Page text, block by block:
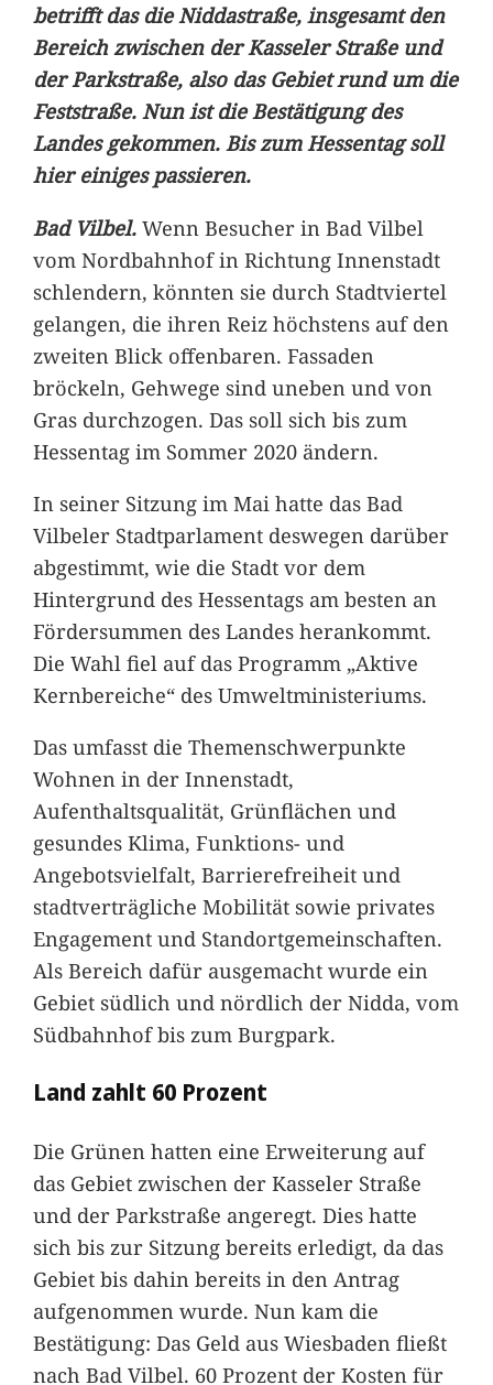
betrifft das die Niddastraße, insgesamt den
Bereich zwischen der Kasseler Straße und
der Parkstraße, also das Gebiet rund um die
Feststraße. Nun ist die Bestätigung des
Landes gekommen. Bis zum Hessentag soll
hier einiges passieren.
Bad Vilbel. Wenn Besucher in Bad Vilbel
vom Nordbahnhof in Richtung Innenstadt
schlendern, könnten sie durch Stadtviertel
gelangen, die ihren Reiz höchstens auf den
zweiten Blick offenbaren. Fassaden
bröckeln, Gehwege sind uneben und von
Gras durchzogen. Das soll sich bis zum
Hessentag im Sommer 2020 ändern.
In seiner Sitzung im Mai hatte das Bad
Vilbeler Stadtparlament deswegen darüber
abgestimmt, wie die Stadt vor dem
Hintergrund des Hessentags am besten an
Fördersummen des Landes herankommt.
Die Wahl fiel auf das Programm „Aktive
Kernbereiche“ des Umweltministeriums.
Das umfasst die Themenschwerpunkte
Wohnen in der Innenstadt,
Aufenthaltsqualität, Grünflächen und
gesundes Klima, Funktions- und
Angebotsvielfalt, Barrierefreiheit und
stadtverträgliche Mobilität sowie privates
Engagement und Standortgemeinschaften.
Als Bereich dafür ausgemacht wurde ein
Gebiet südlich und nördlich der Nidda, vom
Südbahnhof bis zum Burgpark.
Land zahlt 60 Prozent
Die Grünen hatten eine Erweiterung auf
das Gebiet zwischen der Kasseler Straße
und der Parkstraße angeregt. Dies hatte
sich bis zur Sitzung bereits erledigt, da das
Gebiet bis dahin bereits in den Antrag
aufgenommen wurde. Nun kam die
Bestätigung: Das Geld aus Wiesbaden fließt
nach Bad Vilbel. 60 Prozent der Kosten für